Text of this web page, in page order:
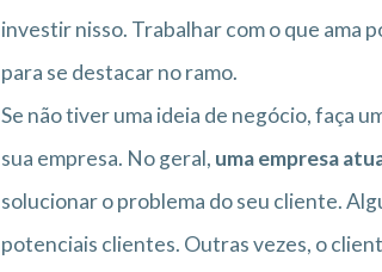
investir nisso. Trabalhar com o que ama
para se destacar no ramo.
Se não tiver uma ideia de negócio, faça
sua empresa. No geral, uma empresa
solucionar o problema do seu cliente.
potenciais clientes. Outras vezes, o